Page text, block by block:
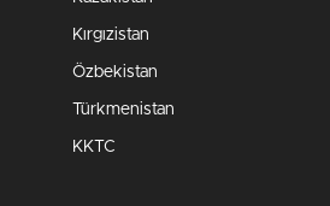
Kırgızistan
Özbekistan
Türkmenistan
KKTC